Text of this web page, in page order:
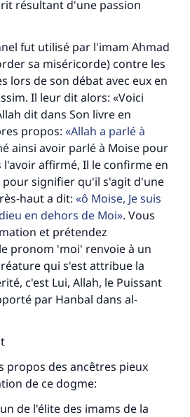
résultant d'une passion
fut utilisé par l'imam Ahmad
sa miséricorde) contre les
lors de son débat avec eux en
Il leur dit alors: «Voici
dit dans Son livre en
propos: Allah a parlé à
ainsi avoir parlé à Moise pour
l'avoir affirmé, Il le confirme en
pour signifier qu'il s'agit d'une
haut a dit:
ô Moise, Je suis
en dehors de Moi . Vous
et prétendez
pronom 'moi' renvoie à un
qui s'est attribue la
c'est Lui, Allah, le Puissant
par Hanbal dans al-
propos des ancêtres pieux
de ce dogme:
de l'élite des imams de la